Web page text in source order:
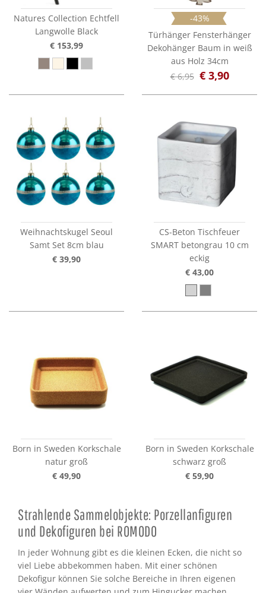
Natures Collection Echtfell
Langwolle Black
€ 153,99
-43%
Türhänger Fensterhänger
Dekohänger Baum in weiß
aus Holz 34cm
€ 6,95 € 3,90
Weihnachtskugel Seoul
Samt Set 8cm blau
€ 39,90
CS-Beton Tischfeuer
SMART betongrau 10 cm
eckig
€ 43,00
Born in Sweden Korkschale
natur groß
€ 49,90
Born in Sweden Korkschale
schwarz groß
€ 59,90
Strahlende Sammelobjekte: Porzellanfiguren
und Dekofiguren bei ROMODO
In jeder Wohnung gibt es die kleinen Ecken, die nicht so
viel Liebe abbekommen haben. Mit einer schönen
Dekofigur können Sie solche Bereiche in Ihren eigenen